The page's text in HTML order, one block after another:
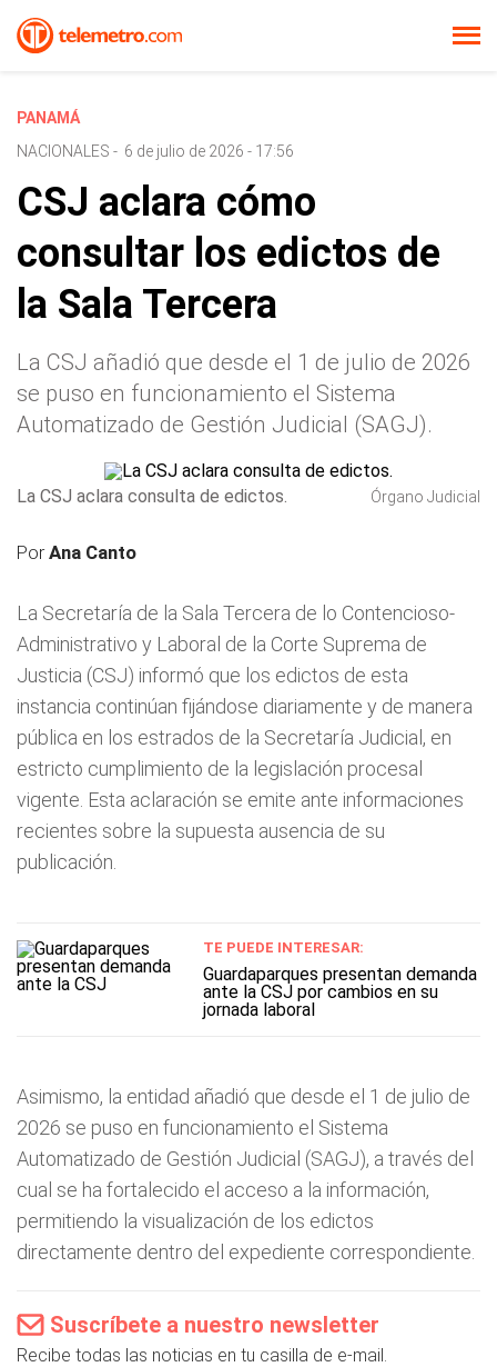
PANAMÁ
NACIONALES - 6 de julio de 2026 - 17:56
CSJ aclara cómo
consultar los edictos de
la Sala Tercera
La CSJ añadió que desde el 1 de julio de 2026
se puso en funcionamiento el Sistema
Automatizado de Gestión Judicial (SAGJ).
La CSJ aclara consulta de edictos. Órgano Judicial
PorAna Canto
La Secretaría de la Sala Tercera de lo Contencioso-
Administrativo y Laboral de la Corte Suprema de
Justicia (CSJ) informó que los edictos de esta
instancia continúan fijándose diariamente y de manera
pública en los estrados de la Secretaría Judicial, en
estricto cumplimiento de la legislación procesal
vigente. Esta aclaración se emite ante informaciones
recientes sobre la supuesta ausencia de su
publicación.
TE PUEDE INTERESAR:
Guardaparques presentan demanda
ante la CSJ por cambios en su
jornada laboral
Asimismo, la entidad añadió que desde el 1 de julio de
2026 se puso en funcionamiento el Sistema
Automatizado de Gestión Judicial (SAGJ), a través del
cual se ha fortalecido el acceso a la información,
permitiendo la visualización de los edictos
directamente dentro del expediente correspondiente.
Suscríbete a nuestro newsletter
Recibe todas las noticias en tu casilla de e-mail.